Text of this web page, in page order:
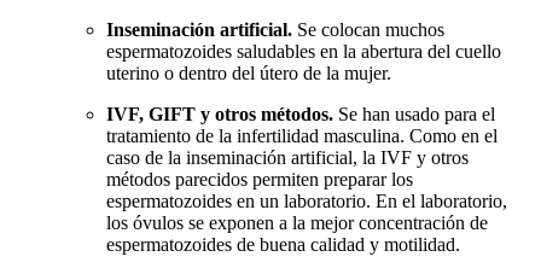
Inseminación artificial. Se colocan muchos
espermatozoides saludables en la abertura del cuello
uterino o dentro del útero de la mujer.
IVF, GIFT y otros métodos. Se han usado para el
tratamiento de la infertilidad masculina. Como en el
caso de la inseminación artificial, la IVF y otros
métodos parecidos permiten preparar los
espermatozoides en un laboratorio. En el laboratorio,
los óvulos se exponen a la mejor concentración de
espermatozoides de buena calidad y motilidad.